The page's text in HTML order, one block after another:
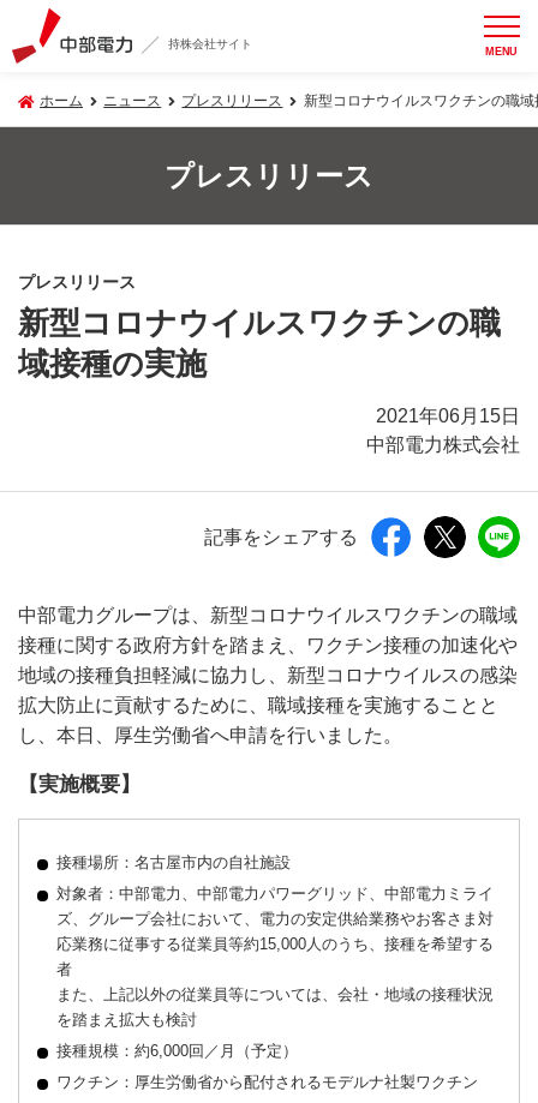
持株会社サイト MENU
ホーム ニュース プレスリリース 新型コロナウイルスワクチンの職
プレスリリース
プレスリリース
新型コロナウイルスワクチンの職
域接種の実施
2021年06月15日
中部電力株式会社
記事をシェアする
中部電力グループは、新型コロナウイルスワクチンの職域
接種に関する政府方針を踏まえ、ワクチン接種の加速化や
地域の接種負担軽減に協力し、新型コロナウイルスの感染
拡大防止に貢献するために、職域接種を実施することと
し、本日、厚生労働省へ申請を行いました。
【実施概要】
接種場所：名古屋市内の自社施設
対象者：中部電力、中部電力パワーグリッド、中部電力ミライ
ズ、グループ会社において、電力の安定供給業務やお客さま対
応業務に従事する従業員等約15,000人のうち、接種を希望する
者
また、上記以外の従業員等については、会社・地域の接種状況
を踏まえ拡大も検討
接種規模：約6,000回／月（予定）
ワクチン：厚生労働省から配付されるモデルナ社製ワクチン